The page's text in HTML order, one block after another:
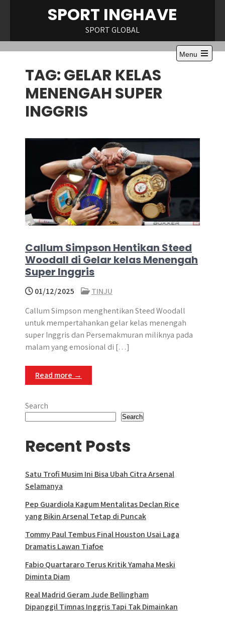
SPORT INGHAVE
SPORT GLOBAL
Menu
Open
TAG:GELAR KELAS
MENENGAH SUPER
INGGRIS
Callum Simpson Hentikan Steed
Woodall di Gelar kelas Menengah
Super Inggris
01/12/2025
TINJU
Callum Simpson menghentikan Steed Woodall
untuk mempertahankan gelar kelas menengah
super Inggris dan Persemakmuran miliknya pada
malam yang emosional di […]
Read more →
Search
Search
Recent Posts
Satu Trofi Musim Ini Bisa Ubah Citra Arsenal
Selamanya
Pep Guardiola Kagum Mentalitas Declan Rice
yang Bikin Arsenal Tetap di Puncak
Tommy Paul Tembus Final Houston Usai Laga
Dramatis Lawan Tiafoe
Fabio Quartararo Terus Kritik Yamaha Meski
Diminta Diam
Real Madrid Geram Jude Bellingham
Dipanggil Timnas Inggris Tapi Tak Dimainkan